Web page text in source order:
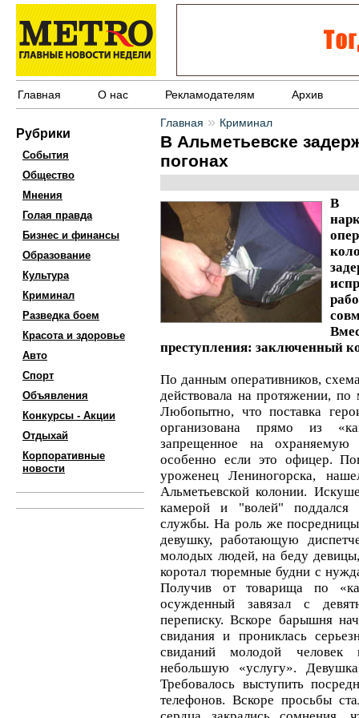
Главная О нас Рекламодателям Архив
Рубрики
События
Общество
Мнения
Голая правда
Бизнес и финансы
Образование
Культура
Криминал
Разведка боем
Красота и здоровье
Авто
Спорт
Объявления
Конкурсы - Акции
Отдыхай
Корпоративные
новости
Главная » Криминал
В Альметьевске
погонах
В
преступления: заключенный
По данным оперативников,
действовала на протяжении,
Любопытно, что поставка
организована прямо из
запрещенное на охраняемую
особенно если это офицер.
уроженец Лениногорска,
Альметьевской колонии.
камерой и "волей" поддался
службы. На роль же
девушку, работающую
молодых людей, на беду
коротал тюремные будни с
Получив от товарища по
осужденный завязал с
переписку. Вскоре барышня
свидания и прониклась
свиданий молодой человек
небольшую «услугу».
Требовалось выступить
телефонов. Вскоре просьбы